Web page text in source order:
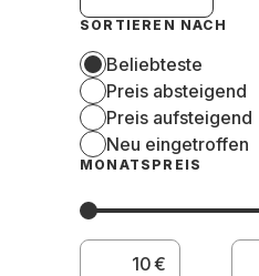
SORTIEREN NACH
Beliebteste
Preis absteigend
Preis aufsteigend
Neu eingetroffen
MONATSPREIS
€